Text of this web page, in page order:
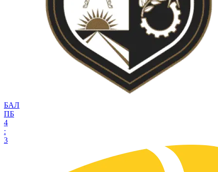
БАЛ
ПБ
4
:
3